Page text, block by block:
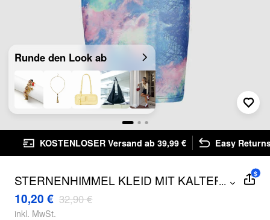
Runde den Look ab
KOSTENLOSER Versand ab 39,99 € Easy Returns
STERNENHIMMEL KLEID MIT KALTER
SCHULTER
...
10,20 € 32,90 €
inkl. MwSt.
$